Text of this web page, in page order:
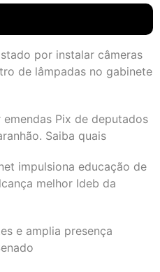
por instalar câmeras
de lâmpadas no gabinete
Pix de deputados
Saiba quais
impulsiona educação de
melhor Ideb da
e amplia presença